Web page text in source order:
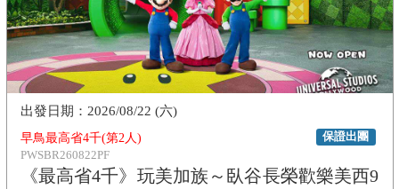
早鳥最高省4千(第2人)
PWSBR260822PF
《最高省4千》玩美加族～臥谷長榮歡樂美西9
保證出團
2026/08/22 (六)